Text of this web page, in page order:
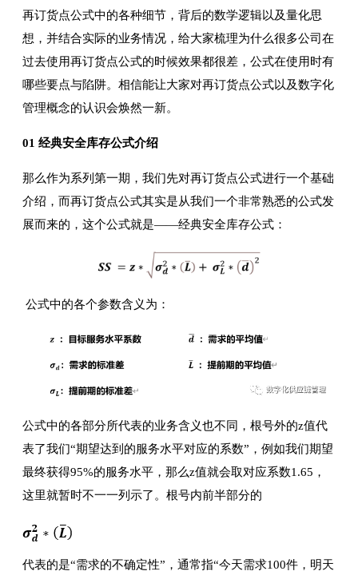
再订货点公式中的各种细节，背后的数学逻辑以及量化思
想，并结合实际的业务情况，给大家梳理为什么很多公司在
过去使用再订货点公式的时候效果都很差，公式在使用时有
哪些要点与陷阱。相信能让大家对再订货点公式以及数字化
管理概念的认识会焕然一新。
01 经典安全库存公式介绍
那么作为系列第一期，我们先对再订货点公式进行一个基础
介绍，而再订货点公式其实是从我们一个非常熟悉的公式发
展而来的，这个公式就是——经典安全库存公式：
公式中的各个参数含义为：
公式中的各部分所代表的业务含义也不同，根号外的z值代
表了我们“期望达到的服务水平对应的系数”，例如我们期望
最终获得95%的服务水平，那么z值就会取对应系数1.65，
这里就暂时不一一列示了。根号内前半部分的
代表的是“需求的不确定性”，通常指“今天需求100件，明天